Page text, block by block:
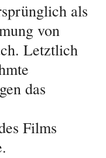
als
von
Letztlich
das
Films